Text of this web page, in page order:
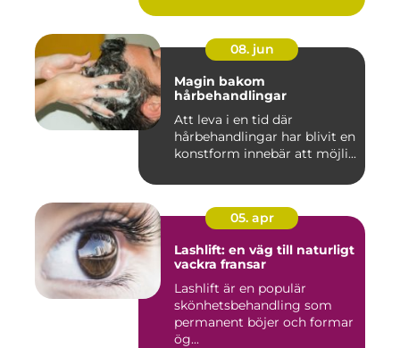
08. jun
Magin bakom
hårbehandlingar
Att leva i en tid där
hårbehandlingar har blivit en
konstform innebär att möjli...
05. apr
Lashlift: en väg till naturligt
vackra fransar
Lashlift är en populär
skönhetsbehandling som
permanent böjer och formar
ög...